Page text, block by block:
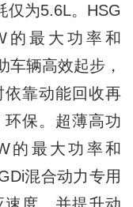
仅为5.6L。HSG
的最大功率和
车辆高效起步，
靠动能回收再
保。超薄高功
的最大功率和
混合动力专用